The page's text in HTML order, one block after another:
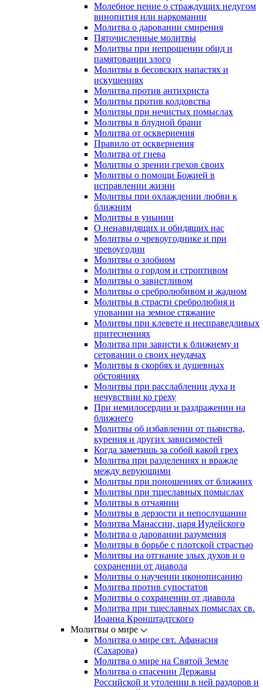
Молебное пение о страждущих недугом
винопития или наркомании
Молитва о даровании смирения
Пяточисленные молитвы
Молитвы при непрощении обид и
памятовании злого
Молитвы в бесовских напастях и
искушениях
Молитва против антихриста
Молитвы против колдовства
Молитвы при нечистых помыслах
Молитвы в блудной брани
Молитва от осквернения
Правило от осквернения
Молитва от гнева
Молитвы о зрении грехов своих
Молитвы о помощи Божией в
исправлении жизни
Молитвы при охлаждении любви к
ближним
Молитвы в унынии
О ненавидящих и обидящих нас
Молитвы о чревоугоднике и при
чревоугодии
Молитвы о злобном
Молитвы о гордом и строптивом
Молитвы о завистливом
Молитвы о сребролюбивом и жадном
Молитвы в страсти сребролюбия и
уповании на земное стяжание
Молитвы при клевете и несправедливых
притеснениях
Молитва при зависти к ближнему и
сетовании о своих неудачах
Молитвы в скорбях и душевных
обстояниях
Молитвы при расслаблении духа и
нечувствии ко греху
При немилосердии и раздражении на
ближнего
Молитвы об избавлении от пьянства,
курения и других зависимостей
Когда заметишь за собой какой грех
Молитва при разделениях и вражде
между верующими
Молитвы при поношениях от ближних
Молитвы при тщеславных помыслах
Молитвы в отчаянии
Молитвы в дерзости и непослушании
Молитва Манассии, царя Иудейского
Молитва о даровании разумения
Молитвы в борьбе с плотской страстью
Молитвы на отгнание злых духов и о
сохранении от диавола
Молитвы о научении иконописанию
Молитва против супостатов
Молитвы о сохранении от диавола
Молитва при тщеславных помыслах св.
Иоанна Кронштадтского
Молитвы о мире
Молитва о мире свт. Афанасия
(Сахарова)
Молитва о мире на Святой Земле
Молитва о спасении Державы
Российской и утолении в ней раздоров и